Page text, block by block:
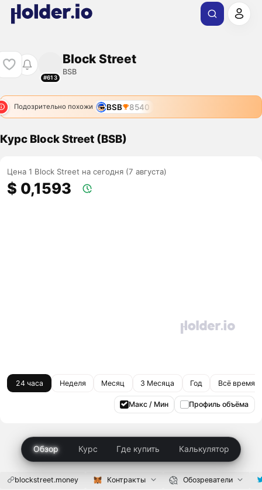
#613
Block Street
BSB
Подозрительно похожи BSB 8540
Курс Block Street (BSB)
Цена 1 Block Street на сегодня (7 августа)
$ 0,1593
24 часа Неделя Месяц 3 Месяца Год Всё время
Макс / Мин Профиль объёма
Обзор Курс Где купить Калькулятор
blockstreet.money Контракты Обозреватели